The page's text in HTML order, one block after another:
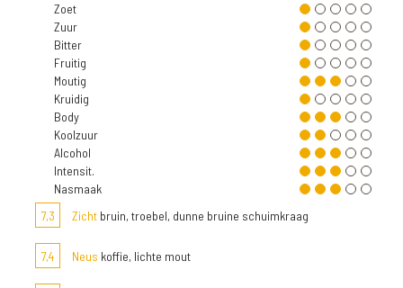
Zoet
Zuur
Bitter
Fruitig
Moutig
Kruidig
Body
Koolzuur
Alcohol
Intensit.
Nasmaak
7,3
Zicht bruin, troebel, dunne bruine schuimkraag
7,4 Neus koffie, lichte mout